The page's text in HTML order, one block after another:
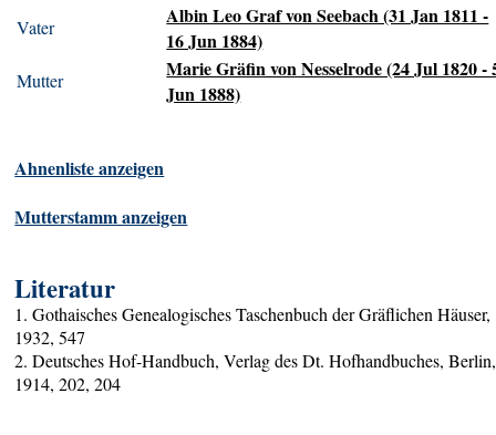
Vater
Albin Leo Graf von Seebach (31 Jan 1811 -
16 Jun 1884)
Mutter
Marie Gräfin von Nesselrode (24 Jul 1820 -
Jun 1888)
Ahnenliste anzeigen
Mutterstamm anzeigen
Literatur
1. Gothaisches Genealogisches Taschenbuch der Gräflichen Häuser,
1932, 547
2. Deutsches Hof-Handbuch, Verlag des Dt. Hofhandbuches, Berlin,
1914, 202, 204